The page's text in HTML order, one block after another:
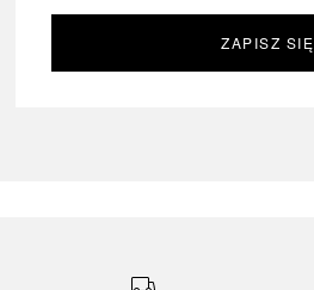
ZAPISZ SIĘ